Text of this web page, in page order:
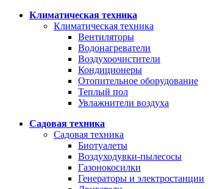
Климатическая техника
Климатическая техника
Вентиляторы
Водонагреватели
Воздухоочистители
Кондиционеры
Отопительное оборудование
Теплый пол
Увлажнители воздуха
Садовая техника
Садовая техника
Биотуалеты
Воздуходувки-пылесосы
Газонокосилки
Генераторы и электростанции